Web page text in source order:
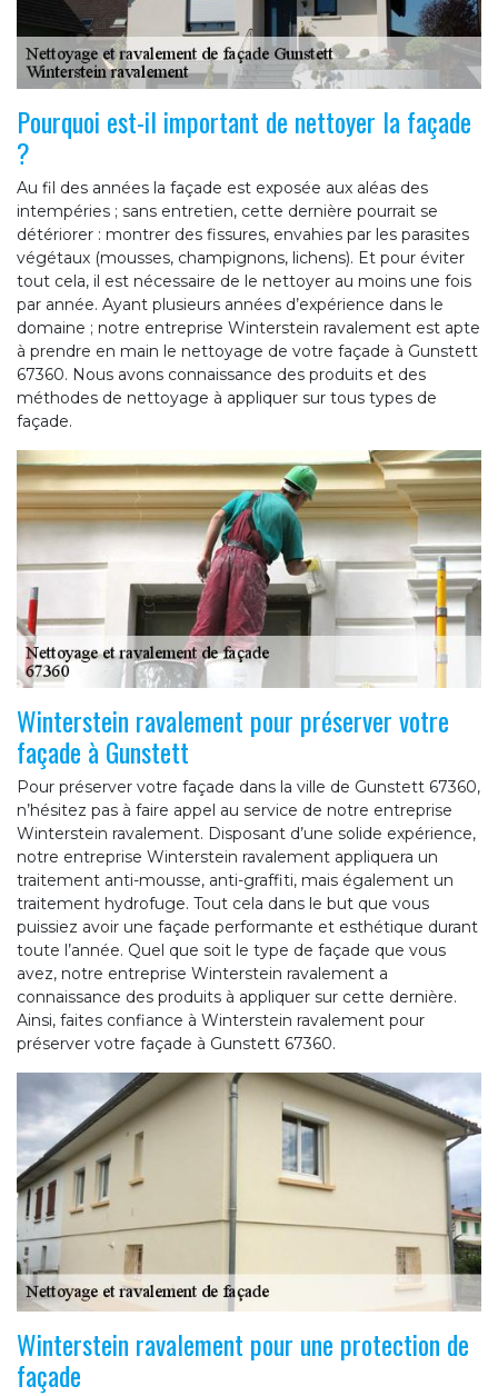
Pourquoi est-il important de nettoyer la façade
?
Au fil des années la façade est exposée aux aléas des
intempéries ; sans entretien, cette dernière pourrait se
détériorer : montrer des fissures, envahies par les parasites
végétaux (mousses, champignons, lichens). Et pour éviter
tout cela, il est nécessaire de le nettoyer au moins une fois
par année. Ayant plusieurs années d’expérience dans le
domaine ; notre entreprise Winterstein ravalement est apte
à prendre en main le nettoyage de votre façade à Gunstett
67360. Nous avons connaissance des produits et des
méthodes de nettoyage à appliquer sur tous types de
façade.
Winterstein ravalement pour préserver votre
façade à Gunstett
Pour préserver votre façade dans la ville de Gunstett 67360,
n’hésitez pas à faire appel au service de notre entreprise
Winterstein ravalement. Disposant d’une solide expérience,
notre entreprise Winterstein ravalement appliquera un
traitement anti-mousse, anti-graffiti, mais également un
traitement hydrofuge. Tout cela dans le but que vous
puissiez avoir une façade performante et esthétique durant
toute l’année. Quel que soit le type de façade que vous
avez, notre entreprise Winterstein ravalement a
connaissance des produits à appliquer sur cette dernière.
Ainsi, faites confiance à Winterstein ravalement pour
préserver votre façade à Gunstett 67360.
Winterstein ravalement pour une protection de
façade